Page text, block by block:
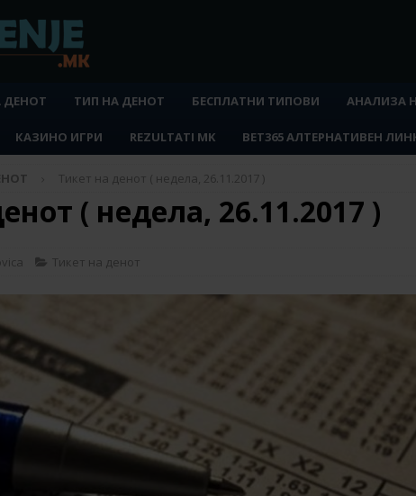
ДЕНОТ ТИП НА ДЕНОТ БЕСПЛАТНИ ТИПОВИ АНАЛИЗА
КАЗИНО ИГРИ REZULTATI MK BET365 АЛТЕРНАТИВЕН
Тикет на денот ( недела, 26.11.2017 )
( недела, 26.11.2017 )
Тикет на денот